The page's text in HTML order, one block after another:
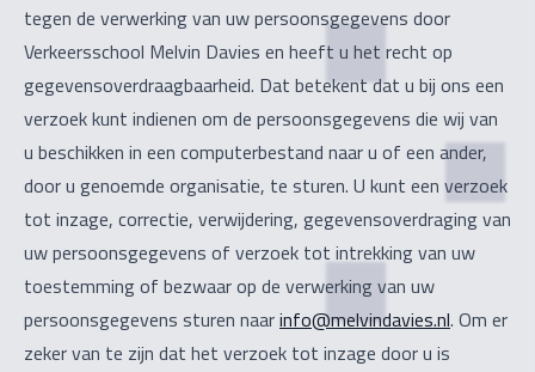
tegen de verwerking van uw persoonsgegevens door
Verkeersschool Melvin Davies en heeft u het recht op
gegevensoverdraagbaarheid. Dat betekent dat u bij ons een
verzoek kunt indienen om de persoonsgegevens die wij van
u beschikken in een computerbestand naar u of een ander,
door u genoemde organisatie, te sturen. U kunt een verzoek
tot inzage, correctie, verwijdering, gegevensoverdraging van
uw persoonsgegevens of verzoek tot intrekking van uw
toestemming of bezwaar op de verwerking van uw
persoonsgegevens sturen naarinfo@melvindavies.nl. Om er
zeker van te zijn dat het verzoek tot inzage door u is